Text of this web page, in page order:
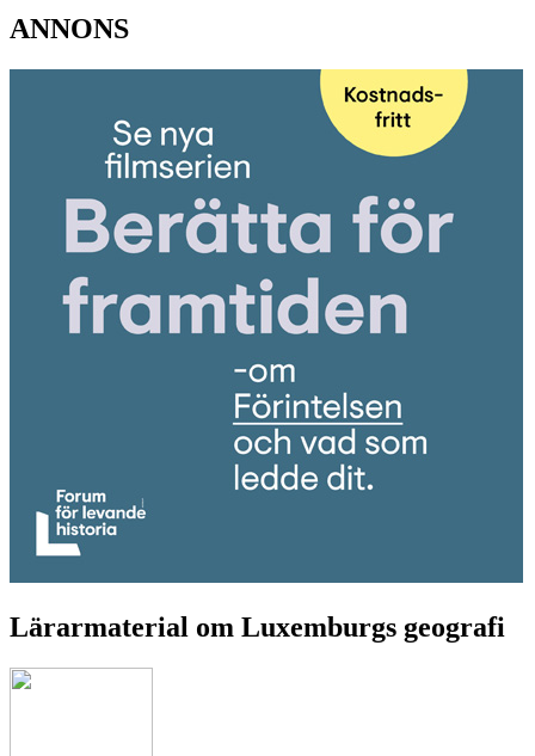
ANNONS
Lärarmaterial om Luxemburgs geografi